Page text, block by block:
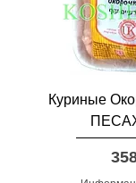
Куриные